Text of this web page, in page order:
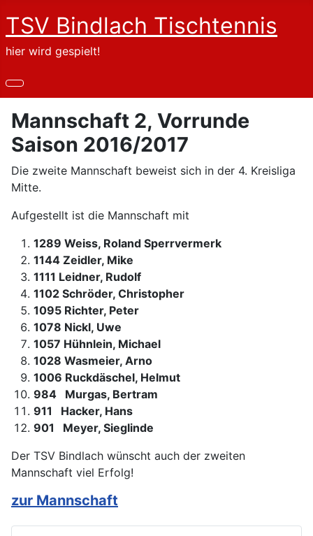
TSV Bindlach Tischtennis
hier wird gespielt!
Mannschaft 2, Vorrunde
Saison 2016/2017
Die zweite Mannschaft beweist sich in der 4. Kreisliga
Mitte.
Aufgestellt ist die Mannschaft mit
1289 Weiss, Roland Sperrvermerk
1144 Zeidler, Mike
1111 Leidner, Rudolf
1102 Schröder, Christopher
1095 Richter, Peter
1078 Nickl, Uwe
1057 Hühnlein, Michael
1028 Wasmeier, Arno
1006 Ruckdäschel, Helmut
984 Murgas, Bertram
911 Hacker, Hans
901 Meyer, Sieglinde
Der TSV Bindlach wünscht auch der zweiten
Mannschaft viel Erfolg!
zur Mannschaft